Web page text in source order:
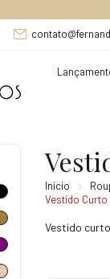
Início
Vestido Curto
Vestido